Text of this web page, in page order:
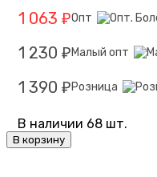
1 063 ₽Опт
1 230 ₽ Малый опт
1 390 ₽ Розница
В наличии 68 шт.
В корзину